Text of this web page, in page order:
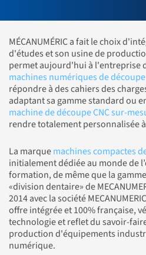
MÉCANUMÉRIC a fait le choix
d'études et son usine de
permet aujourd'hui à l'entreprise
machines numériques de
répondre à des cahiers des
adaptant sa gamme standard ou
machine de découpe CNC sur-
rendre totalement personnalisée
La marquemachines compactes
initialement dédiée au monde de
formation, de même que la gamme
«division dentaire» de
2014 avec la société
offre intégrée et 100% française,
technologie et reflet du savoir-
production d'équipements
numérique.